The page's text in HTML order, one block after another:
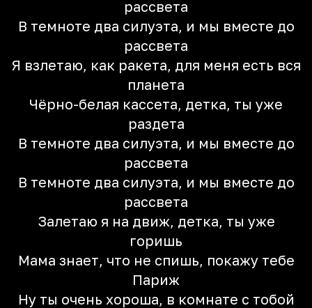
рассвета
В темноте два силуэта, и мы вместе до
рассвета
Я взлетаю, как ракета, для меня есть вся
планета
Чёрно-белая кассета, детка, ты уже
раздета
В темноте два силуэта, и мы вместе до
рассвета
В темноте два силуэта, и мы вместе до
рассвета
Залетаю я на движ, детка, ты уже
горишь
Мама знает, что не спишь, покажу тебе
Париж
Ну ты очень хороша, в комнате с тобой